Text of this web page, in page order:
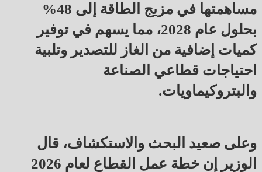
مساهمتها في مزيج الطاقة إلى 48%
بحلول عام 2028، مما يسهم في توفير
كميات إضافية من الغاز للتصدير وتلبية
احتياجات قطاعي الصناعة
والبتروكيماويات.
وعلى صعيد البحث والاستكشاف، قال
الوزير إن خطة عمل القطاع لعام 2026